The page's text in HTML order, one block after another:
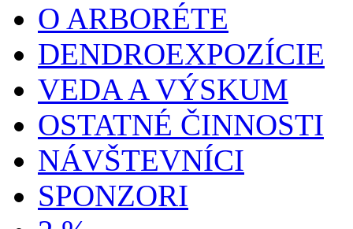
O ARBORÉTE
DENDROEXPOZÍCIE
VEDA A VÝSKUM
OSTATNÉ ČINNOSTI
NÁVŠTEVNÍCI
SPONZORI